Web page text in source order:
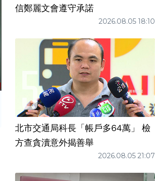
信鄭麗文會遵守承諾
2026.08.05 18:10
北市交通局科長「帳戶多64萬」 檢
方查貪瀆意外揭善舉
2026.08.05 21:07